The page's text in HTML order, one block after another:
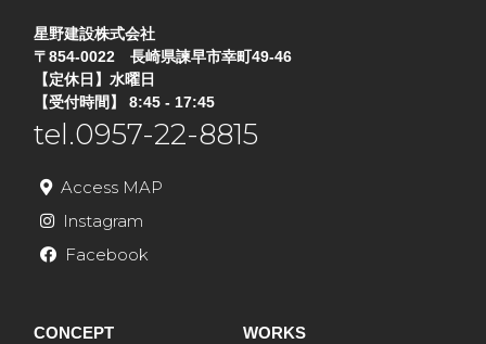
星野建設株式会社
〒854-0022 長崎県諫早市幸町49-46
【定休日】水曜日
【受付時間】 8:45 - 17:45
tel.0957-22-8815
Access MAP
Instagram
Facebook
CONCEPT WORKS